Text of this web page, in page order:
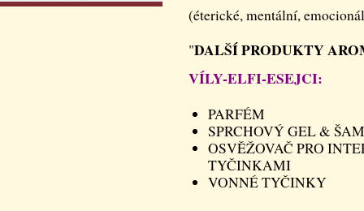
(éterické, mentální,
"DALŠÍ PRODUKTY
VÍLY-ELFI-ESEJCI:
PARFÉM
SPRCHOVÝ GEL &
OSVĚŽOVAČ PRO
TYČINKAMI
VONNÉ TYČINKY